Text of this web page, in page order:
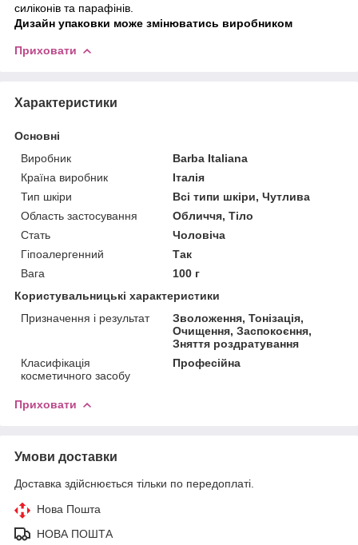
силіконів та парафінів.
Дизайн упаковки може змінюватись виробником
Приховати
Характеристики
Основні
Виробник
Barba Italiana
Країна виробник
Італія
Тип шкіри
Всі типи шкіри, Чутлива
Область застосування
Обличчя, Тіло
Стать
Чоловіча
Гіпоалергенний
Так
Вага
100 г
Користувальницькі характеристики
Призначення і результат
Зволоження, Тонізація,
Очищення, Заспокоєння,
Зняття роздратування
Класифікація
косметичного засобу
Професійна
Приховати
Умови доставки
Доставка здійснюється тільки по передоплаті.
Нова Пошта
НОВА ПОШТА